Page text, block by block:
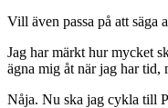
Vill även passa på att säga
Jag har märkt hur mycket
ägna mig åt när jag har tid,
Nåja. Nu ska jag cykla till